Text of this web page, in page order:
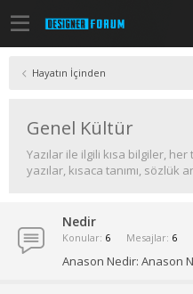
Hayatın İçinden
Genel Kültür
Yazılar ile ilgili kısa bilgiler, her
yazılar, kısaca tanımı, sözlük
Nedir
Konular 6 Mesajlar 6
Anason Nedir: Anason